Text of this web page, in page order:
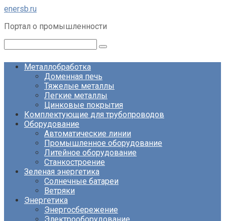
Перейти
контенту
enersb.ru
Портал о промышленности
Металлобработка
Доменная печь
Тяжелые металлы
Легкие металлы
Цинковые покрытия
Комплектующие для трубопроводов
Оборудование
Автоматические линии
Промышленное оборудование
Литейное оборудование
Станкостроение
Зеленая энергетика
Солнечные батареи
Ветряки
Энергетика
Энергосбережение